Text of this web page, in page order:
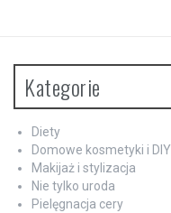
Kategorie
Diety
Domowe kosmetyki i DIY
Makijaż i stylizacja
Nie tylko uroda
Pielęgnacja cery